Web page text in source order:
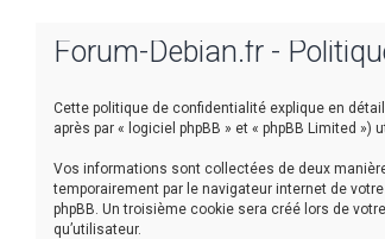
Forum-Debian.fr -
Cette politique de confidentialité explique en
après par « logiciel phpBB » et « phpBB Limited
Vos informations sont collectées de deux
temporairement par le navigateur internet de
phpBB. Un troisième cookie sera créé lors de
qu’utilisateur.